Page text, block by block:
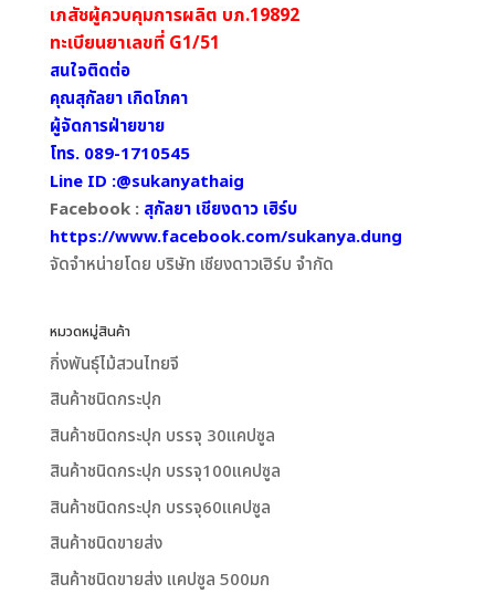
เภสัชผู้ควบคุมการผลิต บภ.19892
ทะเบียนยาเลขที่ G1/51
สนใจติดต่อ
คุณสุกัลยา เกิดโภคา
ผู้จัดการฝ่ายขาย
โทร. 089-1710545
Line ID :@sukanyathaig
Facebook : สุกัลยา เชียงดาว เฮิร์บ
https://www.facebook.com/sukanya.dung
จัดจำหน่ายโดย บริษัท เชียงดาวเฮิร์บ จำกัด
หมวดหมู่สินค้า
กิ่งพันธุ์ไม้สวนไทยจี
สินค้าชนิดกระปุก
สินค้าชนิดกระปุก บรรจุ 30แคปซูล
สินค้าชนิดกระปุก บรรจุ100แคปซูล
สินค้าชนิดกระปุก บรรจุ60แคปซูล
สินค้าชนิดขายส่ง
สินค้าชนิดขายส่ง แคปซูล 500มก